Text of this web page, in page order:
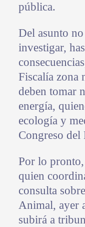
pública.
Del asunto
investigar,
Fiscalía zona
deben tomar
energía,
ecología y
Congreso del
Por lo
quien
consulta
Animal, ayer
subirá a